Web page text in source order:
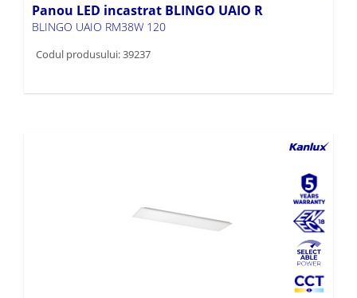
Panou LED incastrat BLINGO UAIO R
BLINGO UAIO RM38W 120
Codul produsului: 39237